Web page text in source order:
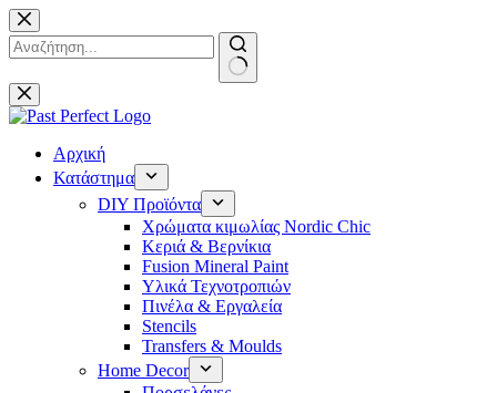
Μετάβαση
στο
περιεχόμενο
No
results
Αρχική
Κατάστημα
DIY Προϊόντα
Χρώματα κιμωλίας Nordic Chic
Κεριά & Βερνίκια
Fusion Mineral Paint
Υλικά Τεχνοτροπιών
Πινέλα & Εργαλεία
Stencils
Transfers & Moulds
Home Decor